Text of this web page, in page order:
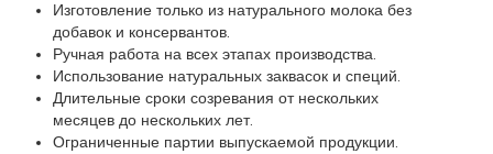
Изготовление только из натурального молока без
добавок и консервантов.
Ручная работа на всех этапах производства.
Использование натуральных заквасок и специй.
Длительные сроки созревания от нескольких
месяцев до нескольких лет.
Ограниченные партии выпускаемой продукции.